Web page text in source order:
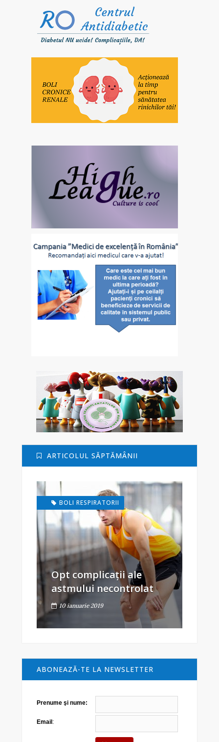
ARTICOLUL SĂPTĂMÂNII
BOLI RESPIRATORII
Opt complicații ale
astmului necontrolat
10 ianuarie 2019
ABONEAZĂ-TE LA NEWSLETTER
Prenume şi nume:
Email :